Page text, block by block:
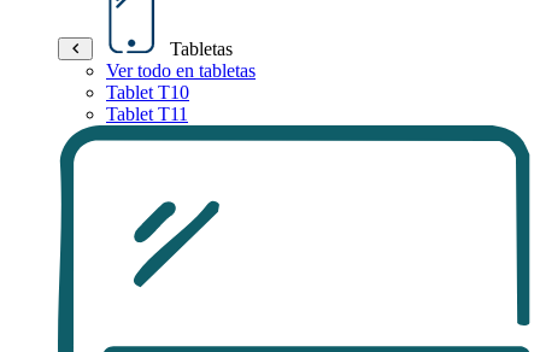
Tabletas
Ver todo en tabletas
Tablet T10
Tablet T11